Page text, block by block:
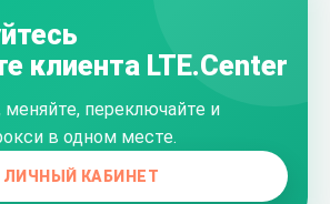
клиента LTE.Center
переключайте и
в одном месте.
ЛИЧНЫЙ КАБИНЕТ